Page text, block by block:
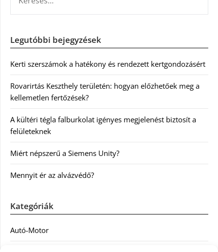
Legutóbbi bejegyzések
Kerti szerszámok a hatékony és rendezett kertgondozásért
Rovarirtás Keszthely területén: hogyan előzhetőek meg a
kellemetlen fertőzések?
A kültéri tégla falburkolat igényes megjelenést biztosít a
felületeknek
Miért népszerű a Siemens Unity?
Mennyit ér az alvázvédő?
Kategóriák
Autó-Motor